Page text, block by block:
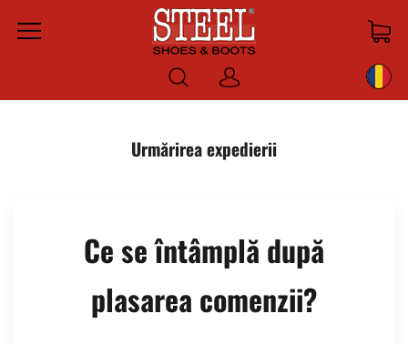
Menu
Log
in
Urmărirea expedierii
Ce se întâmplă după
plasarea comenzii?